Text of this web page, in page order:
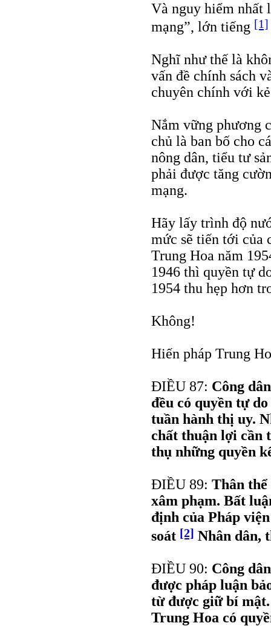
Và nguy hiểm nhất
mạng”, lớn tiếng [1]
Nghĩ như thế là
vấn đề chính sách
chuyên chính với
Nắm vững phương
chủ là ban bố cho
nông dân, tiểu tư
phải được tăng
mạng.
Hãy lấy trình độ
mức sẽ tiến tới của
Trung Hoa năm
1946 thì quyền tự
1954 thu hẹp hơn
Không!
Hiến pháp Trung
ĐIỀU 87: Công
đều có quyền tự
tuần hành thị uy.
chất thuận lợi cần
thụ những quyền
ĐIỀU 89: Thân
xâm phạm. Bất
định của Pháp
soát [2] Nhân dân,
ĐIỀU 90: Công
được pháp luận
từ được giữ bí mật.
Trung Hoa có